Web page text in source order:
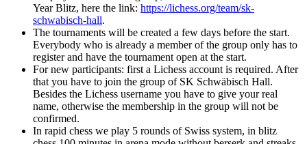
Year Blitz, here the link: https://lichess.org/team/sk-
schwabisch-hall.
The tournaments will be created a few days before the start.
Everybody who is already a member of the group only has to
register and have the tournament open at the start.
For new participants: first a Lichess account is required. After
that you have to join the group of SK Schwäbisch Hall.
Besides the Lichess username you have to give your real
name, otherwise the membership in the group will not be
confirmed.
In rapid chess we play 5 rounds of Swiss system, in blitz